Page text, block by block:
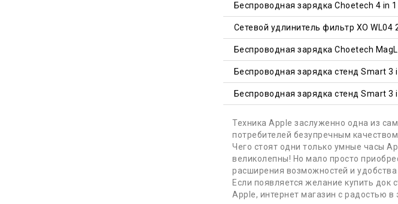
Беспроводная зарядка Choetech 4 in
Сетевой удлинитель фильтр XO WL04
Беспроводная зарядка Choetech
Беспроводная зарядка стенд Smart 3
Беспроводная зарядка стенд Smart 3
Техника Apple заслуженно одна из
потребителей безупречным
Чего стоят одни только умные часы
великолепны! Но мало просто
расширения возможностей и
Если появляется желание купить док
Apple, интернет магазин с радостью